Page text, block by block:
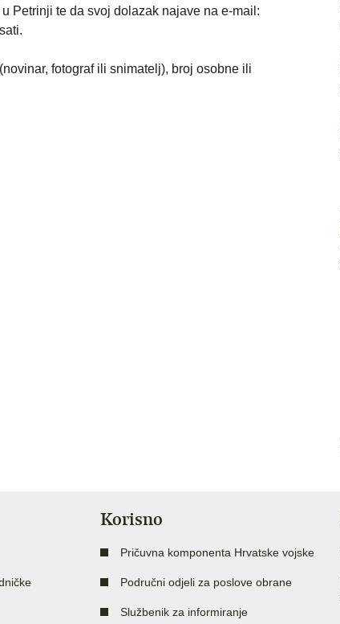
Petrinji te da svoj dolazak najave na e-mail:
fotograf ili snimatelj), broj osobne ili
Korisno
Pričuvna komponenta Hrvatske vojske
Područni odjeli za poslove obrane
Službenik za informiranje